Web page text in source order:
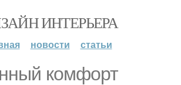
ИНТЕРЬЕРА
новости статьи
комфорт